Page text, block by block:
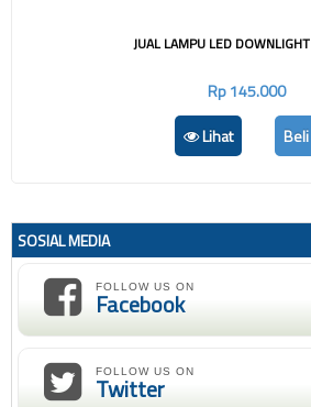
JUAL LAMPU LED
Rp 145.000
Lihat
Beli
SOSIAL MEDIA
FOLLOW US ON
Facebook
FOLLOW US ON
Twitter